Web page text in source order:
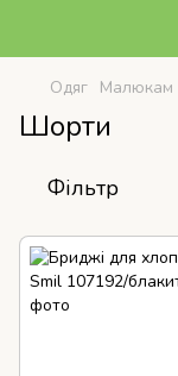
Одяг Малюкам
Шорти
Фільтр